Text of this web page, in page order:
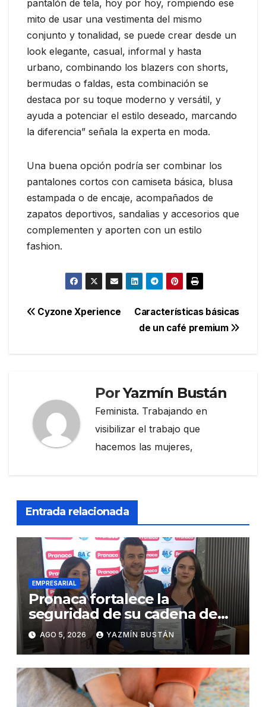
pantalón de tela, hoy por hoy, rompiendo ese
mito de usar una vestimenta del mismo
conjunto y tonalidad, se puede crear desde un
look elegante, casual, informal y hasta
urbano, combinando los blazers con shorts,
bermudas o faldas, esta combinación se
destaca por su toque moderno y versátil, y
ayuda a potenciar el estilo deseado, marcando
la diferencia” señala la experta en moda.
Una buena opción podría ser combinar los
pantalones cortos con camiseta básica, blusa
estampada o de encaje, acompañados de
zapatos deportivos, sandalias y accesorios que
complementen y aporten con un estilo
fashion.
Navegación
Características básicas
de un café premium
Cyzone Xperience
PorYazmín Bustán
Feminista. Trabajando en
visibilizar el trabajo que
hacemos las mujeres,
Entrada relacionada
EMPRESARIAL
Pronaca fortalece la
seguridad de su cadena de
suministro con certificación
BASC en dos plantas
AGO 5, 2026 YAZMÍN BUSTÁN